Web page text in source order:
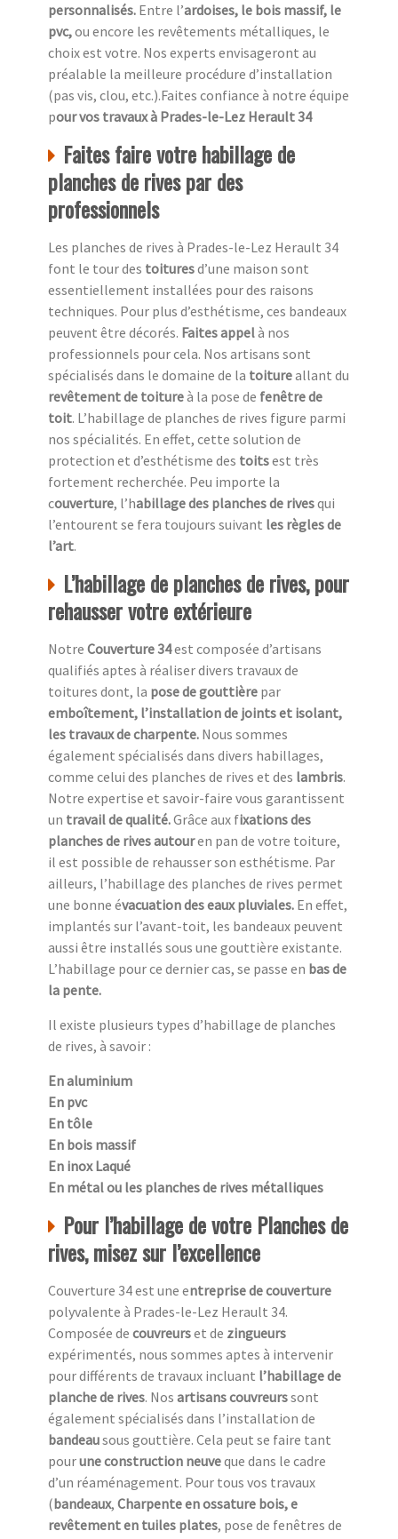
personnalisés. Entre l’ardoises, le bois massif, le
pvc,ou encore les revêtements métalliques, le
choix est votre. Nos experts envisageront au
préalable la meilleure procédure d’installation
(pas vis, clou, etc.).Faites confiance à notre équipe
pour vos travaux à Prades-le-Lez Herault 34
Faites faire votre habillage de
planches de rives par des
professionnels
Les planches de rives à Prades-le-Lez Herault 34
font le tour des toituresd’une maison sont
essentiellement installées pour des raisons
techniques. Pour plus d’esthétisme, ces bandeaux
peuvent être décorés. Faites appelà nos
professionnels pour cela. Nos artisans sont
spécialisés dans le domaine de la toitureallant du
revêtement de toitureà la pose de fenêtre de
toit. L’habillage de planches de rives figure parmi
nos spécialités. En effet, cette solution de
protection et d’esthétisme des toitsest très
fortement recherchée. Peu importe la
couverture, l’habillage des planches de rivesqui
l’entourent se fera toujours suivant les règles de
l’art.
L’habillage de planches de rives, pour
rehausser votre extérieure
Notre Couverture 34est composée d’artisans
qualifiés aptes à réaliser divers travaux de
toitures dont, la pose de gouttière par
emboîtement, l’installation de joints et isolant,
les travaux de charpente. Nous sommes
également spécialisés dans divers habillages,
comme celui des planches de rives et des lambris.
Notre expertise et savoir-faire vous garantissent
un travail de qualité.Grâce aux fixations des
planches de rives autouren pan de votre toiture,
il est possible de rehausser son esthétisme. Par
ailleurs, l’habillage des planches de rives permet
une bonne évacuation des eaux pluviales. En effet,
implantés sur l’avant-toit, les bandeaux peuvent
aussi être installés sous une gouttière existante.
L’habillage pour ce dernier cas, se passe en bas de
la pente.
Il existe plusieurs types d’habillage de planches
de rives, à savoir :
En aluminium
En pvc
En tôle
En bois massif
En inox Laqué
En métal ou les planches de rives métalliques
Pour l’habillage de votre Planches de
rives, misez sur l’excellence
Couverture 34 est une entreprise de couverture
polyvalente à Prades-le-Lez Herault 34.
Composée de couvreurset de zingueurs
expérimentés, nous sommes aptes à intervenir
pour différents de travaux incluant l’habillage de
planche de rives. Nos artisans couvreurssont
également spécialisés dans l’installation de
bandeausous gouttière. Cela peut se faire tant
pourune construction neuveque dans le cadre
d’un réaménagement. Pour tous vos travaux
(bandeaux, Charpente en ossature bois, e
revêtement en tuiles plates, pose de fenêtres de